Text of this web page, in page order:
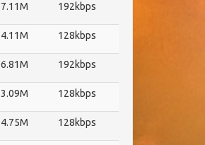
7.11M 192kbps
4.11M 128kbps
6.81M 192kbps
3.09M 128kbps
4.75M 128kbps